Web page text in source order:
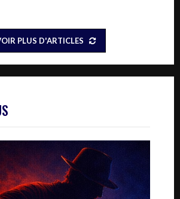
PLUS D'ARTICLES